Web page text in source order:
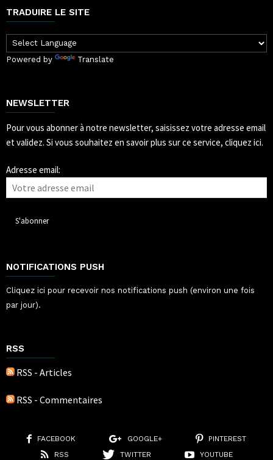
TRADUIRE LE SITE
Powered by Translate
NEWSLETTER
Pour vous abonner à notre newsletter, saisissez votre adresse email
et validez. Si vous souhaitez en savoir plus sur ce service, cliquez ici.
Adresse email:
NOTIFICATIONS PUSH
Cliquez ici pour recevoir nos notifications push (environ une fois
par jour).
RSS
RSS - Articles
RSS - Commentaires
FACEBOOK GOOGLE+
PINTEREST
RSS
TWITTER YOUTUBE